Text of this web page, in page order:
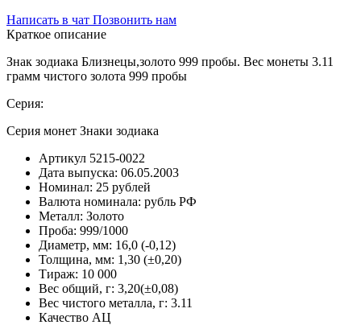
Написать в чат Позвонить нам
Краткое описание
Знак зодиака Близнецы,золото 999 пробы. Вес монеты 3.11
грамм чистого золота 999 пробы
Серия:
Серия монет Знаки зодиака
Артикул 5215-0022
Дата выпуска: 06.05.2003
Номинал: 25 рублей
Валюта номинала: рубль РФ
Металл: Золото
Проба: 999/1000
Диаметр, мм: 16,0 (-0,12)
Толщина, мм: 1,30 (±0,20)
Тираж: 10 000
Вес общий, г: 3,20(±0,08)
Вес чистого металла, г: 3.11
Качество АЦ